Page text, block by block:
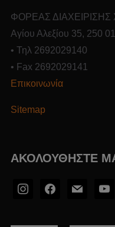
ΦΟΡΕΑΣ
Αγίου Αλεξίου 35, 250
• Τηλ 2692029140
• Fax 2692029141
Επικοινωνία
Sitemap
ΑΚΟΛΟΥΘΉΣΤΕ